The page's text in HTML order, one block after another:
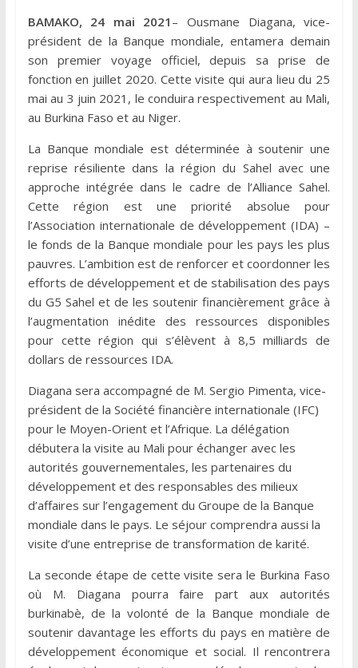
BAMAKO, 24 mai 2021 – Ousmane Diagana, vice-
président de la Banque mondiale, entamera demain
son premier voyage officiel, depuis sa prise de
fonction en juillet 2020. Cette visite qui aura lieu du 25
mai au 3 juin 2021, le conduira respectivement au Mali,
au Burkina Faso et au Niger.
La Banque mondiale est déterminée à soutenir une
reprise résiliente dans la région du Sahel avec une
approche intégrée dans le cadre de l’Alliance Sahel.
Cette région est une priorité absolue pour
l’Association internationale de développement (IDA) –
le fonds de la Banque mondiale pour les pays les plus
pauvres. L’ambition est de renforcer et coordonner les
efforts de développement et de stabilisation des pays
du G5 Sahel et de les soutenir financièrement grâce à
l’augmentation inédite des ressources disponibles
pour cette région qui s’élèvent à 8,5 milliards de
dollars de ressources IDA.
Diagana sera accompagné de M. Sergio Pimenta, vice-
président de la Société financière internationale (IFC)
pour le Moyen-Orient et l’Afrique. La délégation
débutera la visite au Mali pour échanger avec les
autorités gouvernementales, les partenaires du
développement et des responsables des milieux
d’affaires sur l’engagement du Groupe de la Banque
mondiale dans le pays. Le séjour comprendra aussi la
visite d’une entreprise de transformation de karité.
La seconde étape de cette visite sera le Burkina Faso
où M. Diagana pourra faire part aux autorités
burkinabè, de la volonté de la Banque mondiale de
soutenir davantage les efforts du pays en matière de
développement économique et social. Il rencontrera